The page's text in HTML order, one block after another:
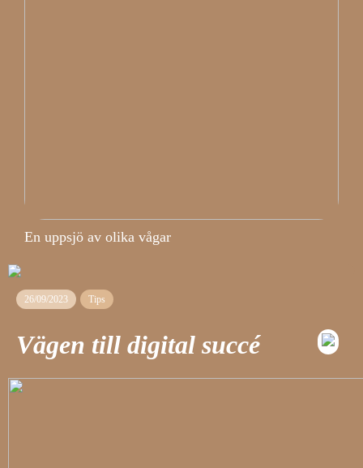
En uppsjö av olika vågar
26/09/2023 Tips
Vägen till digital succé